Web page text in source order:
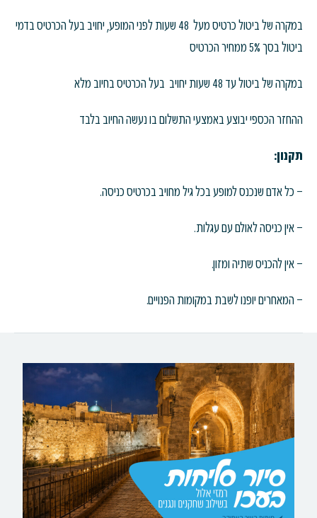
במקרה של ביטול כרטיס מעל 48 שעות לפני המופע, יחויב בעל הכרטיס בדמי
ביטול בסך 5% ממחיר הכרטיס
במקרה של ביטול עד 48 שעות יחויב בעל הכרטיס בחיוב מלא
ההחזר הכספי יבוצע באמצעי התשלום בו נעשה החיוב בלבד
תקנון:
– כל אדם שנכנס למופע בכל גיל מחויב בכרטיס כניסה.
– אין כניסה לאולם עם עגלות.
– אין להכניס שתיה ומזון.
– המאחרים יופנו לשבת במקומות הפנויים.